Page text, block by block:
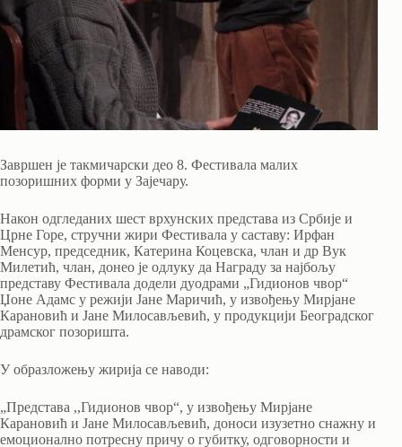
Завршен је такмичарски део 8. Фестивала малих
позоришних форми у Зајечару.
Након одгледаних шест врхунских представа из Србије и
Црне Горе, стручни жири Фестивала у саставу: Ирфан
Менсур, председник, Катерина Коцевска, члан и др Вук
Милетић, члан, донео је одлуку да Награду за најбољу
представу Фестивала додели дуодрами „Гидионов чвор“
Џоне Адамс у режији Јане Маричић, у извођењу Мирјане
Карановић и Јане Милосављевић, у продукцији Београдског
драмског позоришта.
У образложењу жирија се наводи:
„Представа ,,Гидионов чвор“, у извођењу Мирјане
Карановић и Јане Милосављевић, доноси изузетно снажну и
емоционално потресну причу о губитку, одговорности и